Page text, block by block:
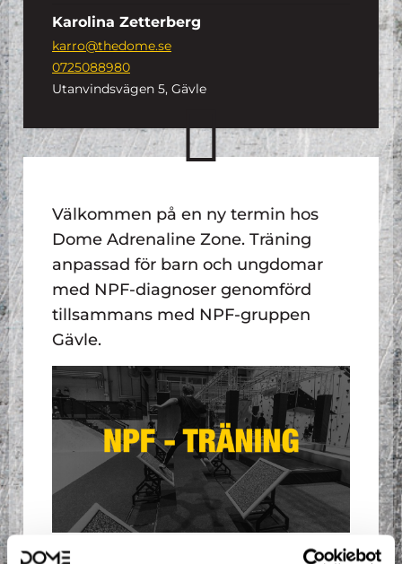
Karolina Zetterberg
karro@thedome.se
0725088980
Utanvindsvägen 5, Gävle
Välkommen på en ny termin hos
Dome Adrenaline Zone. Träning
anpassad för barn och ungdomar
med NPF-diagnoser genomförd
tillsammans med NPF-gruppen
Gävle.